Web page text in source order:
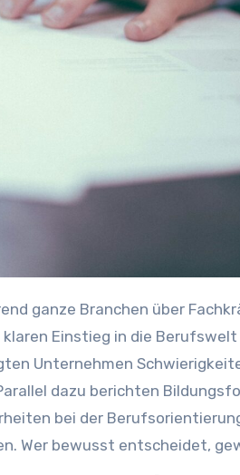
Einstieg in die Berufswelt
Unternehmen
dazu berichten
bei der
Wer bewusst entscheidet,